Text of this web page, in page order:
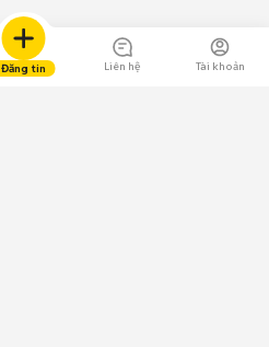
Đăng tin Liên hệ Tài khoản